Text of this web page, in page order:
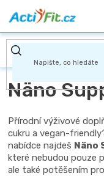
na
obsah
Näno
Přírodní výživové
cukru a vegan-
nabídce najdeš Näno
které nebudou pouze
ale také potěšením